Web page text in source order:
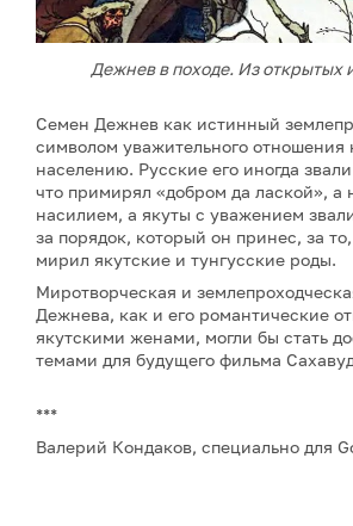
Дежнев в походе. Из открытых
Семен Дежнев как истинный
символом уважительного отношения
населению. Русские его иногда
что примирял «добром да лаской», а
насилием, а якуты с уважением
за порядок, который он принес, за
мирил якутские и тунгусские роды.
Миротворческая и
Дежнева, как и его романтические
якутскими женами, могли бы стать
темами для будущего фильма
***
Валерий Кондаков, специально для